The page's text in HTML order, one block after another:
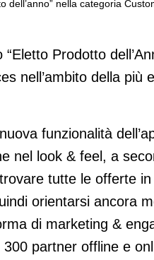
dell’anno” nella categoria
prodotto
Prodotto
nell’ambito della più
funzionalità
nel look & feel, a
tutte le offerte
orientarsi ancora
di marketing &
partner offline e